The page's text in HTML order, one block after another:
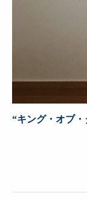
“キング・オブ